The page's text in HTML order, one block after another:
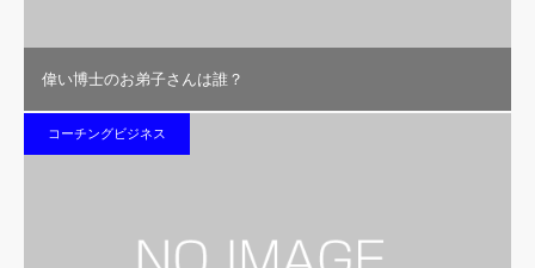
偉い博士のお弟子さんは誰？
コーチングビジネス